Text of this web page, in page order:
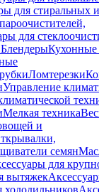
для стиральных
для
Блендеры
Ломтерезки
Управление
Мелкая техника
и
семян
для
вытяжек
холодильников